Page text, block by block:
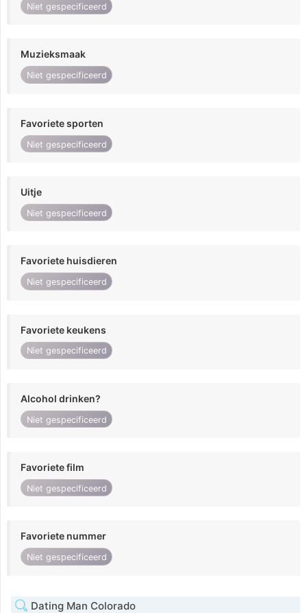
Niet gespecificeerd
Muzieksmaak
Niet gespecificeerd
Favoriete sporten
Niet gespecificeerd
Uitje
Niet gespecificeerd
Favoriete huisdieren
Niet gespecificeerd
Favoriete keukens
Niet gespecificeerd
Alcohol drinken?
Niet gespecificeerd
Favoriete film
Niet gespecificeerd
Favoriete nummer
Niet gespecificeerd
Dating Man Colorado